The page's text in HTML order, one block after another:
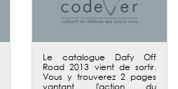
Le catalogue Dafy Off
Road 2013 vient de sortir.
Vous y trouverez 2 pages
vantant l'action du